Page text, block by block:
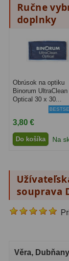
Filtry Block10
Filtry Clip5
Filtry CCD Hα,
Filtrové kolesá a
Rovnače a
Pointácia a
Kalibrace8
Komponenty 78
Okulárové výtahy
Ručne
doplnky
Obrúsok na optiku
Binorum UltraClean
Optical 30 x 30...
3,80 €
Do košíka Na
souprava
Věra, Dubňany